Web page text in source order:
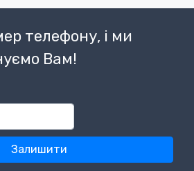
телефону, і ми
Вам!
Залишити